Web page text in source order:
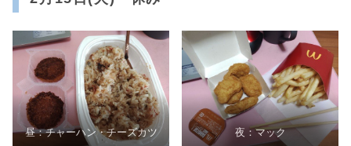
昼：チャーハン・チーズカツ 夜：マック